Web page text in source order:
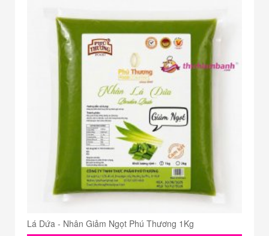
Lá Dứa - Nhân Giảm Ngọt Phú Thương 1Kg